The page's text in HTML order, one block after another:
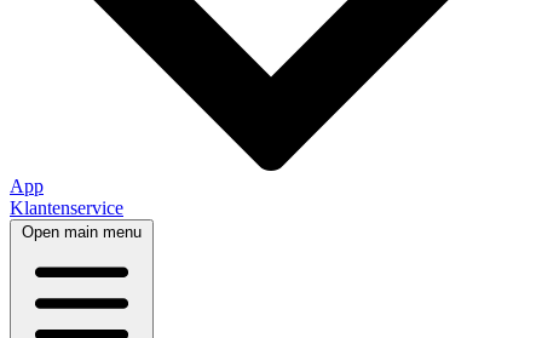
App
Klantenservice
Open main menu